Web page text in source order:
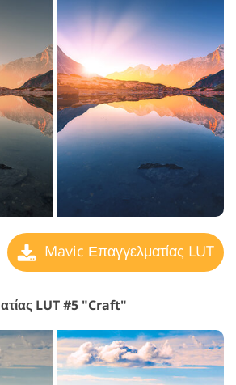
Mavic Επαγγελματίας LUT
LUT #5 "Craft"